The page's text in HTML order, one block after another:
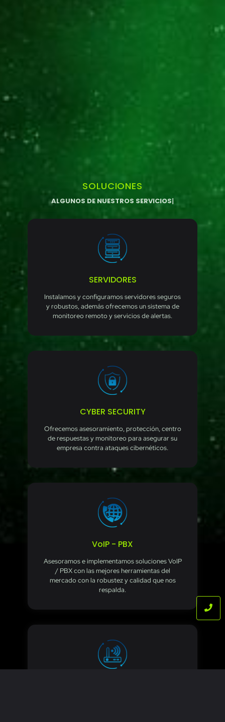
SOLUCIONES
ALGUNOS DE NUESTROS SERVICIOS​|
SERVIDORES
Instalamos y configuramos servidores seguros
y robustos, además ofrecemos un sistema de
monitoreo remoto y servicios de alertas.
CYBER SECURITY
Ofrecemos asesoramiento, protección, centro
de respuestas y monitoreo para asegurar su
empresa contra ataques cibernéticos.
VoIP - PBX
Asesoramos e implementamos soluciones VoIP
/ PBX con las mejores herramientas del
mercado con la robustez y calidad que nos
respalda.